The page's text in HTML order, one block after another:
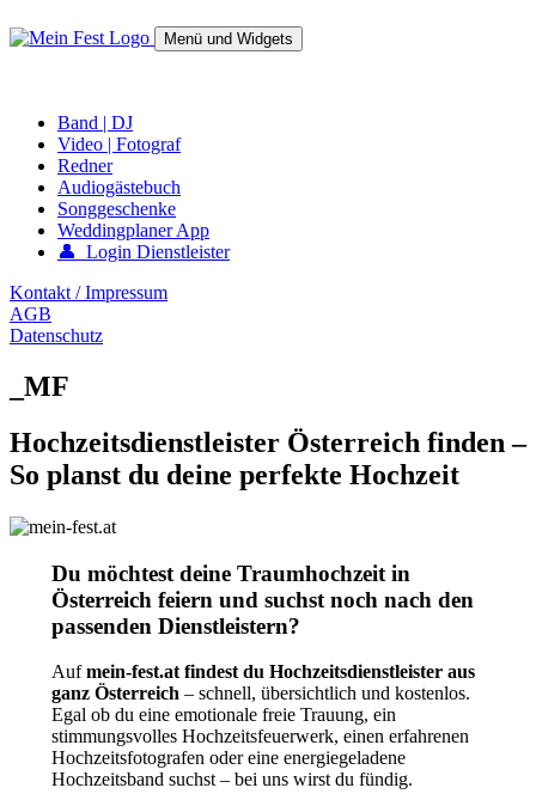
zum
Menü und Widgets
Band | DJ
Video | Fotograf
Redner
Audiogästebuch
Songgeschenke
Weddingplaner App
👤 Login Dienstleister
Kontakt / Impressum
AGB
Datenschutz
_MF
Hochzeitsdienstleister Österreich finden –
So planst du deine perfekte Hochzeit
Du möchtest deine Traumhochzeit in
Österreich feiern und suchst noch nach den
passenden Dienstleistern?
Aufmein-fest.at findest du Hochzeitsdienstleister aus
ganz Österreich– schnell, übersichtlich und kostenlos.
Egal ob du eine emotionale freie Trauung, ein
stimmungsvolles Hochzeitsfeuerwerk, einen erfahrenen
Hochzeitsfotografen oder eine energiegeladene
Hochzeitsband suchst – bei uns wirst du fündig.